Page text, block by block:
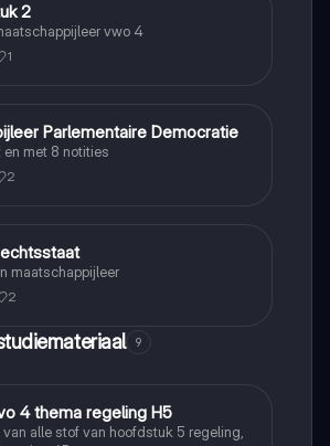
2
vwo 4
1
Parlementaire Democratie
en met 8 notities
2
maatschappijleer
2
9
4 thema regeling H5
alle stof van hoofdstuk 5 regeling,